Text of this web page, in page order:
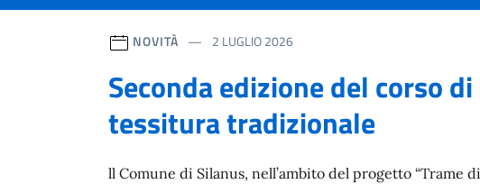
NOVITÀ 2 LUGLIO 2026
Seconda edizione del corso di
tessitura tradizionale
ll Comune di Silanus, nell’ambito del progetto “Trame di